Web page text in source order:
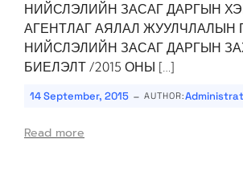
­­­НИЙСЛЭЛИЙН ЗАСАГ ДАРГЫН
АГЕНТЛАГ АЯЛАЛ ЖУУЛЧЛАЛЫН
НИЙСЛЭЛИЙН ЗАСАГ ДАРГЫН
БИЕЛЭЛТ /2015 ОНЫ […]
14 September, 2015 - AUTHOR:
Read more